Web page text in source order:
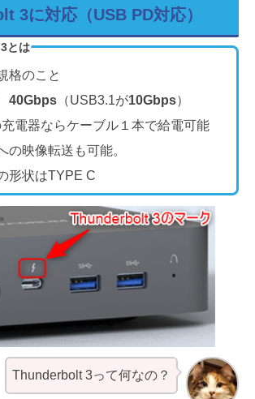
3に対応（USB PD対応）
とは
格のこと
40Gbps（USB3.1が10Gbps）
電器ならケーブル１本で給電可能
の映像転送も可能。
形状はTYPE C
Thunderbolt 3って何なの？